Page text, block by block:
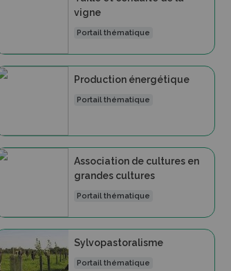
vigne
Portail thématique
Production énergétique
Portail thématique
Association de cultures en
grandes cultures
Portail thématique
Sylvopastoralisme
Portail thématique